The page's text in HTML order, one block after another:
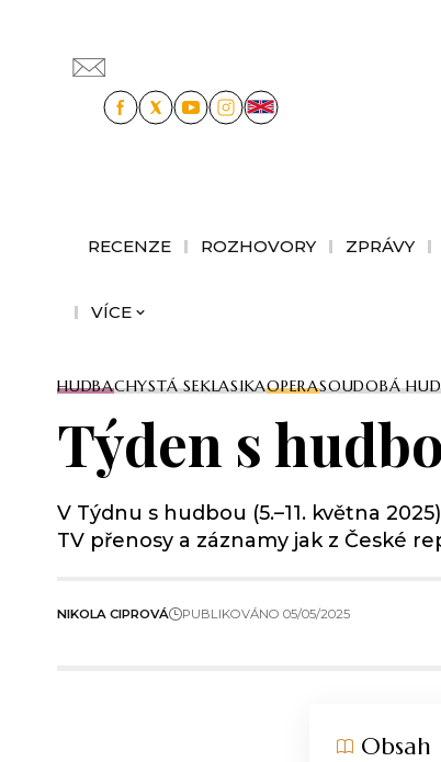
RECENZE ROZHOVORY ZPRÁVY
VÍCE
HUDBACHYSTÁ SEKLASIKAOPERASOUDOBÁ
Týden s
V Týdnu s hudbou (5.–11. května
TV přenosy a záznamy jak z České
NIKOLA CIPROVÁ PUBLIKOVÁNO 05/05/2025
Obsah